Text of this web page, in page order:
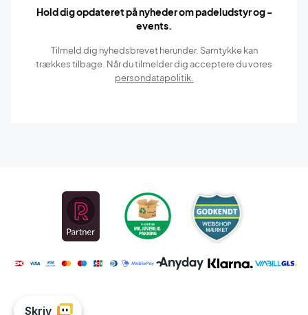
Hold dig opdateret på nyheder om padeludstyr og -
events.
Tilmeld dig nyhedsbrevet herunder. Samtykke kan
trækkes tilbage. Når du tilmelder dig acceptere du vores
persondatapolitik.